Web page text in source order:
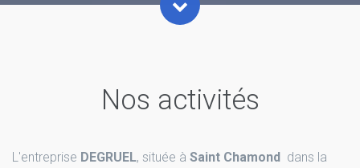
Nos activités
L'entreprise DEGRUEL, située à Saint Chamond dans la